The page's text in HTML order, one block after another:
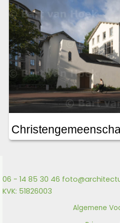
06 - 14 85 30 46
KVK: 51826003
Algemene